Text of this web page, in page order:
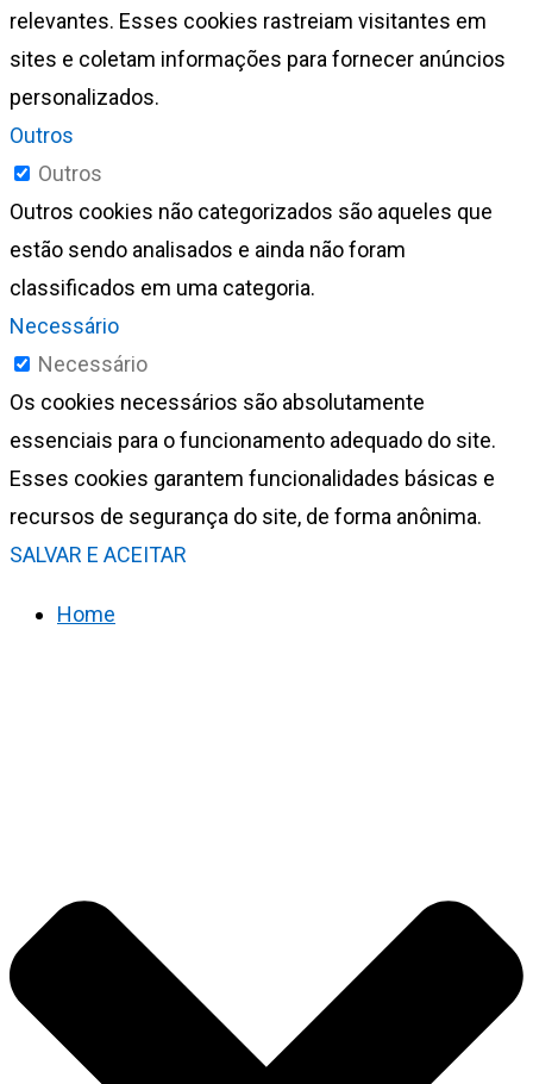
relevantes. Esses cookies rastreiam visitantes em
sites e coletam informações para fornecer anúncios
personalizados.
Outros
Outros
Outros cookies não categorizados são aqueles que
estão sendo analisados e ainda não foram
classificados em uma categoria.
Necessário
Necessário
Os cookies necessários são absolutamente
essenciais para o funcionamento adequado do site.
Esses cookies garantem funcionalidades básicas e
recursos de segurança do site, de forma anônima.
SALVAR E ACEITAR
Home